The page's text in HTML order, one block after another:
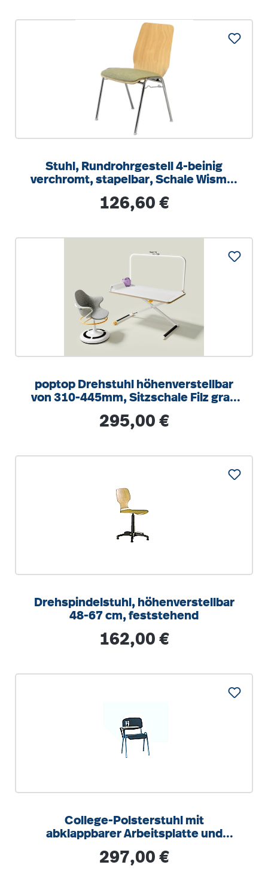
Stuhl, Rundrohrgestell 4-beinig
verchromt, stapelbar, Schale Wismar
Regulärer Preis:
126,60 €
poptop Drehstuhl höhenverstellbar
von 310-445mm, Sitzschale Filz grau
Regulärer Preis:
295,00 €
Drehspindelstuhl, höhenverstellbar
48-67 cm, feststehend
Regulärer Preis:
162,00 €
College-Polsterstuhl mit
abklappbarer Arbeitsplatte und
Regulärer Preis:
297,00 €